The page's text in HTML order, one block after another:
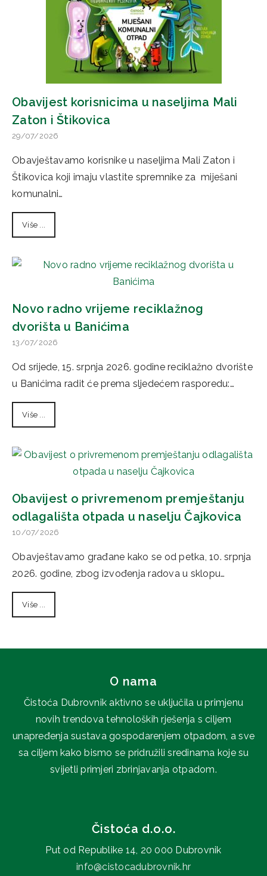
Obavijest korisnicima u naseljima Mali
Zaton i Štikovica
29/07/2026
Obavještavamo korisnike u naseljima Mali Zaton i
Štikovica koji imaju vlastite spremnike za miješani
komunalni…
Više ...
Novo radno vrijeme reciklažnog
dvorišta u Banićima
13/07/2026
Od srijede, 15. srpnja 2026. godine reciklažno dvorište
u Banićima radit će prema sljedećem rasporedu:…
Više ...
Obavijest o privremenom premještanju
odlagališta otpada u naselju Čajkovica
10/07/2026
Obavještavamo građane kako se od petka, 10. srpnja
2026. godine, zbog izvođenja radova u sklopu…
Više ...
O nama
Čistoća Dubrovnik aktivno se uključila u primjenu
novih trendova tehnoloških rješenja s ciljem
unapređenja sustava gospodarenjem otpadom, a sve
sa ciljem kako bismo se pridružili sredinama koje su
svijetli primjeri zbrinjavanja otpadom.
Čistoća d.o.o.
Put od Republike 14, 20 000 Dubrovnik
info@cistocadubrovnik.hr